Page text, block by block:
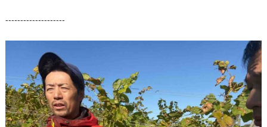
--------------------